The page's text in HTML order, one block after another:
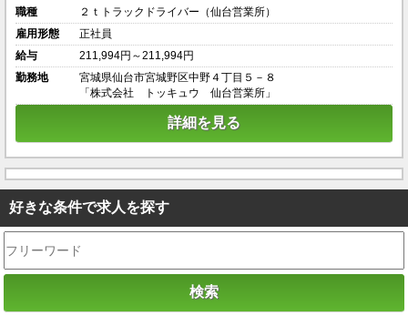
職種
２ｔトラックドライバー（仙台営業所）
雇用形態
正社員
給与
211,994円～211,994円
勤務地
宮城県仙台市宮城野区中野４丁目５－８
「株式会社 トッキュウ 仙台営業所」
詳細を見る
好きな条件で求人を探す